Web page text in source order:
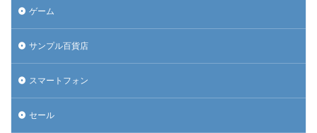
ゲーム
サンプル百貨店
スマートフォン
セール